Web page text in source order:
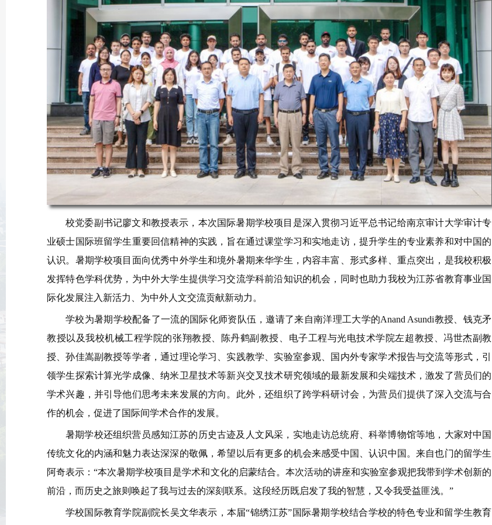
校党委副书记廖文和教授表示，本次国际暑期学校项目是深入贯彻习近平总书记给南京审计大学审计专
业硕士国际班留学生重要回信精神的实践，旨在通过课堂学习和实地走访，提升学生的专业素养和对中国的
认识。暑期学校项目面向优秀中外学生和境外暑期来华学生，内容丰富、形式多样、重点突出，是我校积极
发挥特色学科优势，为中外大学生提供学习交流学科前沿知识的机会，同时也助力我校为江苏省教育事业国
际化发展注入新活力、为中外人文交流贡献新动力。
学校为暑期学校配备了一流的国际化师资队伍，邀请了来自南洋理工大学的Anand Asundi教授、钱克矛
教授以及我校机械工程学院的张翔教授、陈丹鹤副教授、电子工程与光电技术学院左超教授、冯世杰副教
授、孙佳嵩副教授等学者，通过理论学习、实践教学、实验室参观、国内外专家学术报告与交流等形式，引
领学生探索计算光学成像、纳米卫星技术等新兴交叉技术研究领域的最新发展和尖端技术，激发了营员们的
学术兴趣，并引导他们思考未来发展的方向。此外，还组织了跨学科研讨会，为营员们提供了深入交流与合
作的机会，促进了国际间学术合作的发展。
暑期学校还组织营员感知江苏的历史古迹及人文风采，实地走访总统府、科举博物馆等地，大家对中国
传统文化的内涵和魅力表达深深的敬佩，希望以后有更多的机会来感受中国、认识中国。来自也门的留学生
阿奇表示：“本次暑期学校项目是学术和文化的启蒙结合。本次活动的讲座和实验室参观把我带到学术创新的
前沿，而历史之旅则唤起了我与过去的深刻联系。这段经历既启发了我的智慧，又令我受益匪浅。”
学校国际教育学院副院长吴文华表示，本届“锦绣江苏”国际暑期学校结合学校的特色专业和留学生教育